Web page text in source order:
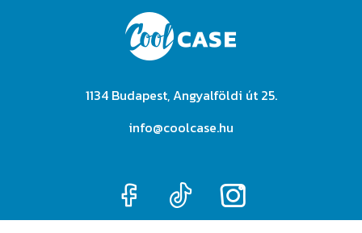
1134 Budapest, Angyalföldi út 25.